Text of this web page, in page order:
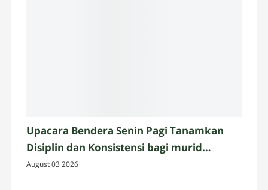
Upacara Bendera Senin Pagi Tanamkan
Disiplin dan Konsistensi bagi murid
Assalam Martapura
August 03 2026